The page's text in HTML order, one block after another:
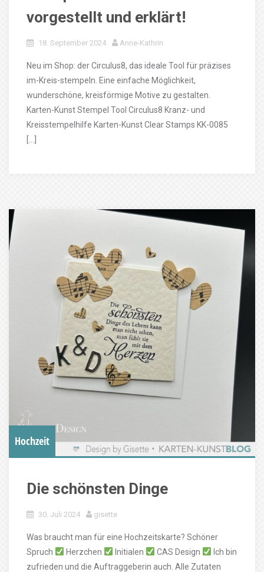
vorgestellt und erklärt!
18. September 2024 Anne-Kathrin
Neu im Shop: der Circulus8, das ideale Tool für präzises
im-Kreis-stempeln. Eine einfache Möglichkeit,
wunderschöne, kreisförmige Motive zu gestalten.
Karten-Kunst Stempel Tool Circulus8 Kranz- und
Kreisstempelhilfe Karten-Kunst Clear Stamps KK-0085
Hochzeit
Die schönsten Dinge
30. Juli 2024 gisette
Was braucht man für eine Hochzeitskarte? Schöner
Spruch
Herzchen Initialen CAS Design
Ich bin
zufrieden und die Auftraggeberin auch. Alle Zutaten